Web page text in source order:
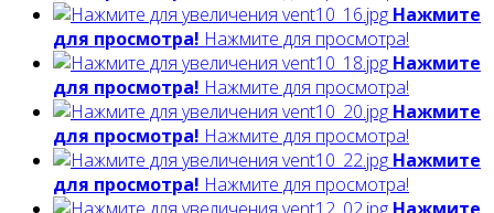
Нажмите
для просмотра! Нажмите для просмотра!
Нажмите
для просмотра! Нажмите для просмотра!
Нажмите
для просмотра! Нажмите для просмотра!
Нажмите
для просмотра! Нажмите для просмотра!